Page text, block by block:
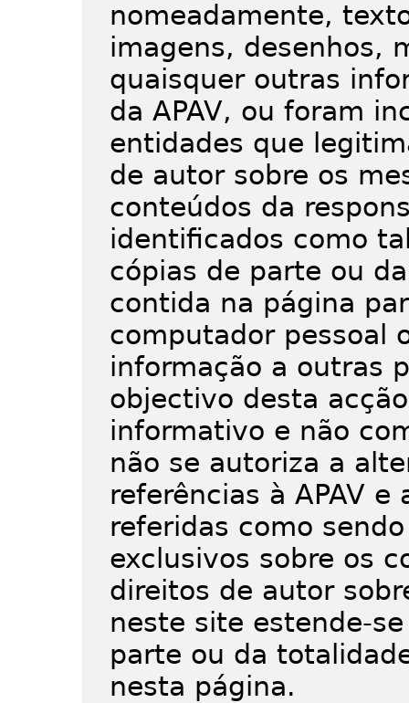
nomeadamente,
imagens, desenhos,
quaisquer outras
da APAV, ou foram
entidades que
de autor sobre os
conteúdos da
identificados como
cópias de parte ou
contida na página
computador pessoal
informação a outras
objectivo desta
informativo e não
não se autoriza a
referências à APAV
referidas como
exclusivos sobre os
direitos de autor
neste site estende-
parte ou da
nesta página.